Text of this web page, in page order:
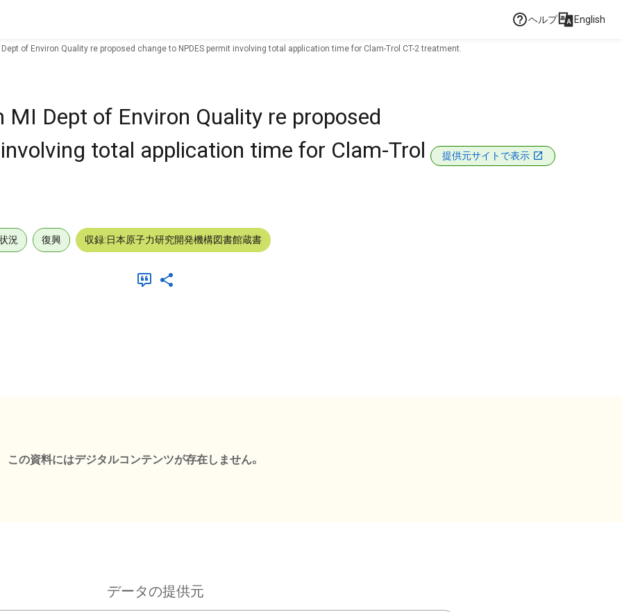
ヘルプ English
of Environ Quality re proposed change to NPDES permit involving total application time for Clam-Trol CT-2 treatment.
Dept of Environ Quality re proposed
total application time for Clam-Trol
提供元サイトで表示
況 復興 収録:日本原子力研究開発機構図書館蔵書
この資料にはデジタルコンテンツが存在しません。
データの提供元